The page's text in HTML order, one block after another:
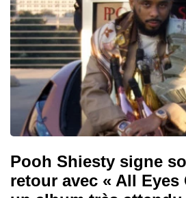
Pooh Shiesty signe
retour avec « All Eyes